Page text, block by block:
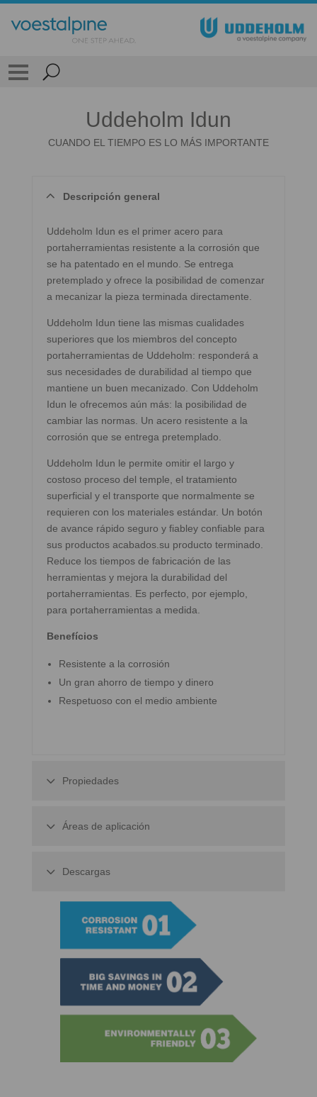
Uddeholm Idun
CUANDO EL TIEMPO ES LO MÁS IMPORTANTE
Descripción general
Uddeholm Idun es el primer acero para
portaherramientas resistente a la corrosión que
se ha patentado en el mundo. Se entrega
pretemplado y ofrece la posibilidad de comenzar
a mecanizar la pieza terminada directamente.
Uddeholm Idun tiene las mismas cualidades
superiores que los miembros del concepto
portaherramientas de Uddeholm: responderá a
sus necesidades de durabilidad al tiempo que
mantiene un buen mecanizado. Con Uddeholm
Idun le ofrecemos aún más: la posibilidad de
cambiar las normas. Un acero resistente a la
corrosión que se entrega pretemplado.
Uddeholm Idun le permite omitir el largo y
costoso proceso del temple, el tratamiento
superficial y el transporte que normalmente se
requieren con los materiales estándar. Un botón
de avance rápido seguro y fiabley confiable para
sus productos acabados.su producto terminado.
Reduce los tiempos de fabricación de las
herramientas y mejora la durabilidad del
portaherramientas. Es perfecto, por ejemplo,
para portaherramientas a medida.
Benefícios
Resistente a la corrosión
Un gran ahorro de tiempo y dinero
Respetuoso con el medio ambiente
Propiedades
Áreas de aplicación
Descargas